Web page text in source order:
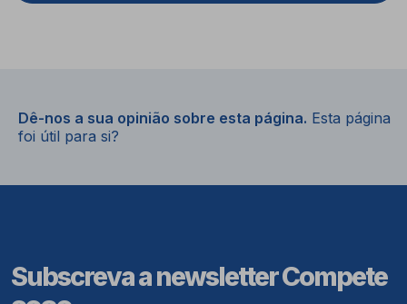
Dê-nos a sua opinião sobre esta página. Esta página
foi útil para si?
Subscreva a newsletter Compete